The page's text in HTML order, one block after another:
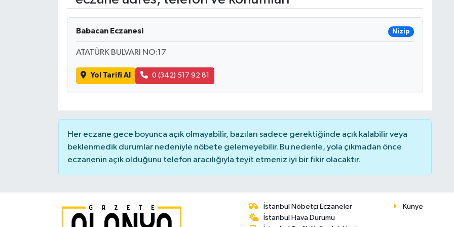
Babacan Eczanesi Nizip
ATATÜRK BULVARI NO:17
Yol Tarifi Al 0 (342) 517 92 81
Her eczane gece boyunca açık olmayabilir, bazıları sadece gerektiğinde açık kalabilir veya
beklenmedik durumlar nedeniyle nöbete gelemeyebilir. Bu nedenle, yola çıkmadan önce
eczanenin açık olduğunu telefon aracılığıyla teyit etmeniz iyi bir fikir olacaktır.
İstanbul Nöbetçi Eczaneler
İstanbul Hava Durumu
Künye